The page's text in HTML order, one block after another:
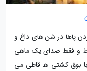
پاها در شن های داغ و
و فقط صدای یک ماهی
بوق کشتی ها قاطی می